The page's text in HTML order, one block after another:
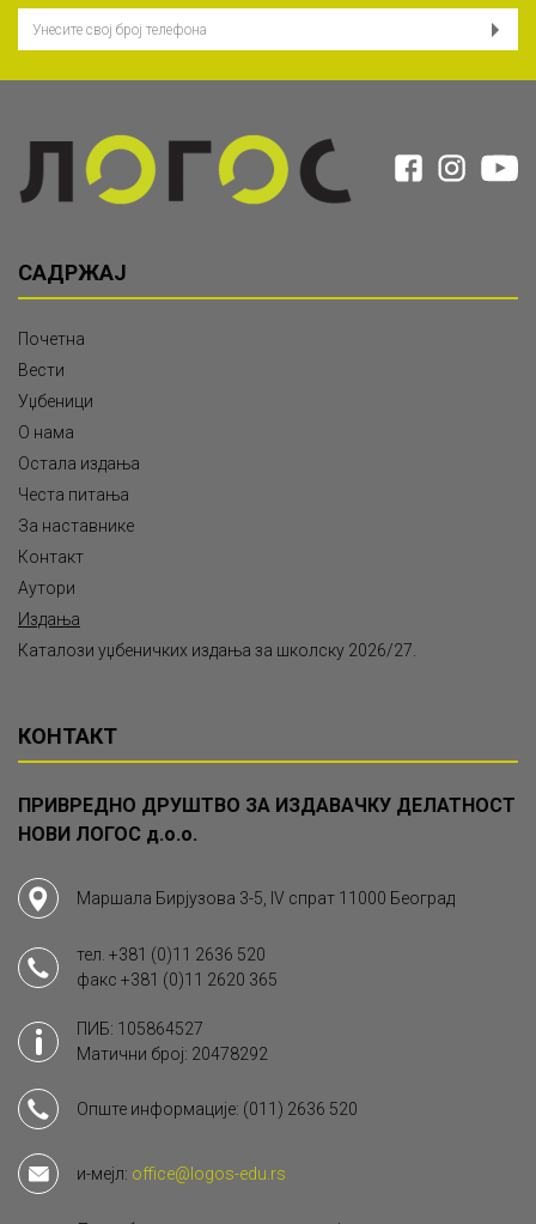
САДРЖАЈ
Почетна
Вести
Уџбеници
О нама
Остала издања
Честа питања
За наставнике
Контакт
Аутори
Издања
Каталози уџбеничких издања за школску 2026/27.
КОНТАКТ
ПРИВРЕДНО ДРУШТВО ЗА ИЗДАВАЧКУ ДЕЛАТНОСТ
НОВИ ЛОГОС д.о.о.
Маршала Бирјузова 3-5, IV спрат 11000 Београд
тел. +381 (0)11 2636 520
факс +381 (0)11 2620 365
ПИБ: 105864527
Матични број: 20478292
Опште информације: (011) 2636 520
и-мејл: office@logos-edu.rs